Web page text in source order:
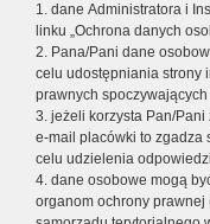
1. dane Administratora i
linku „Ochrona danych
2. Pana/Pani dane
celu udostępniania strony
prawnych
3. jeżeli korzysta Pan/
e-mail placówki to zgadza
celu udzielenia
4. dane osobowe mogą
organom ochrony